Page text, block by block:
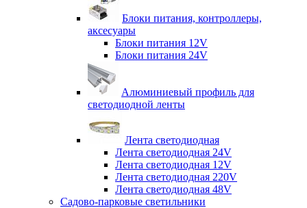
Блоки питания, контроллеры,
аксесуары
Блоки питания 12V
Блоки питания 24V
Алюминиевый профиль для
светодиодной ленты
Лента светодиодная
Лента светодиодная 24V
Лента светодиодная 12V
Лента светодиодная 220V
Лента светодиодная 48V
Садово-парковые светильники